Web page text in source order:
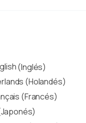
(Inglés)
(Holandés)
(Francés)
Japonés)